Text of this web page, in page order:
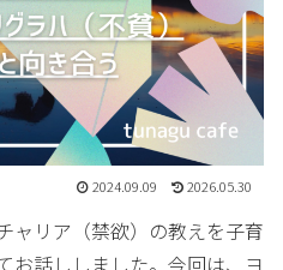
2024.09.09 2026.05.30
ャリア（禁欲）の教えを子育
お話ししました。今回は、ヨ